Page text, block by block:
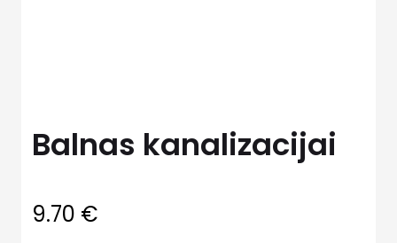
Balnas kanalizacijai
9.70 €